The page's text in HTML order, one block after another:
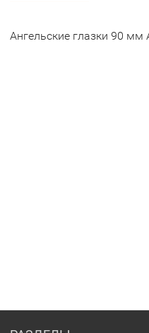
Ангельские глазки 90 мм